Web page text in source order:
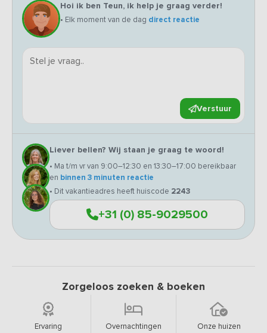
Hoi ik ben Teun, ik help je graag verder!
• Elk moment van de dag direct reactie
Verstuur
Liever bellen? Wij staan je graag te woord!
• Ma t/m vr van 9:00–12:30 en 13:30–17:00 bereikbaar
en binnen 3 minuten reactie
• Dit vakantieadres heeft huiscode 2243
+31 (0) 85-9029500
Zorgeloos zoeken & boeken
Ervaring Overnachtingen Onze huizen